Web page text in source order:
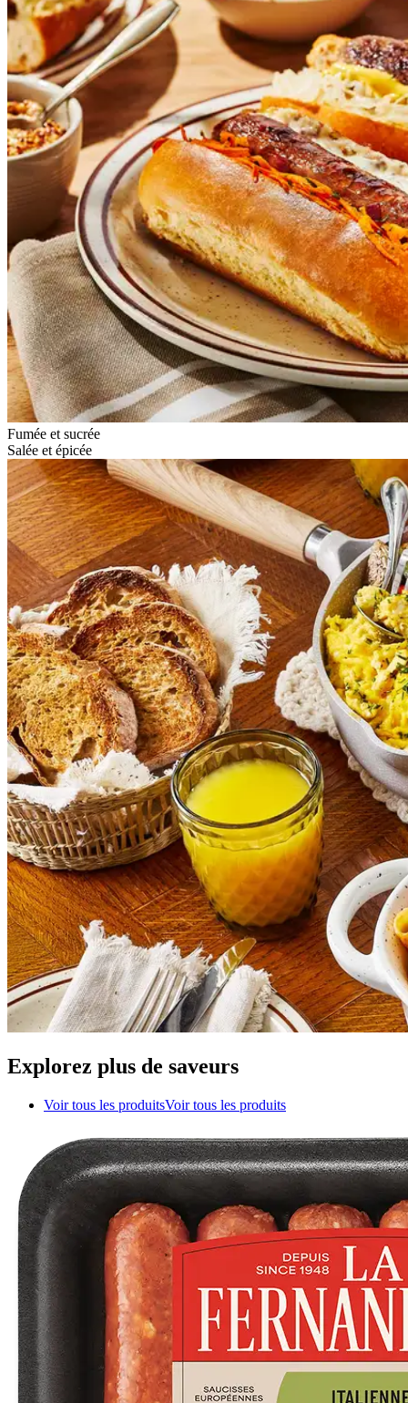
Fumée et sucrée
Salée et épicée
Explorez plus de saveurs
Voir tous les produitsVoir tous les produits